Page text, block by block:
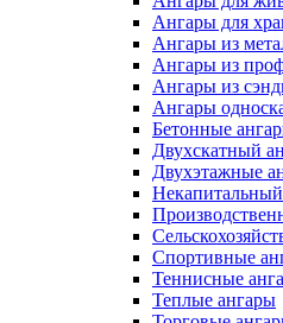
Ангары для
Ангары из
Ангары из
Ангары из
Ангары
Бетонные
Двухскатный
Двухэтажные
Спортивные
Теннисные
Теплые ангары